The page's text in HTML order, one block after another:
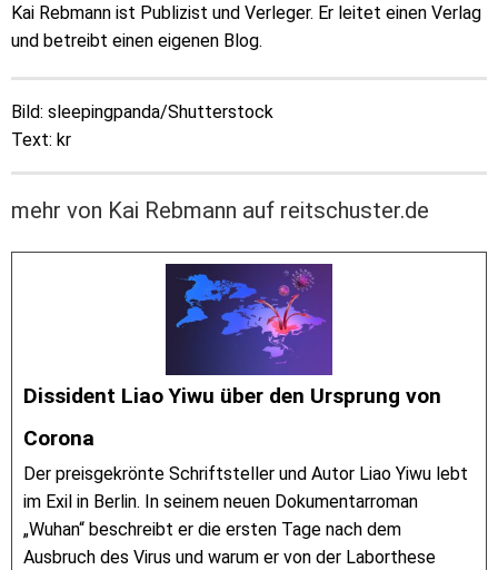
Kai Rebmann ist Publizist und Verleger. Er leitet einen Verlag
und betreibt einen eigenen Blog.
Bild: sleepingpanda/Shutterstock
Text: kr
mehr von Kai Rebmann auf reitschuster.de
Dissident Liao Yiwu über den Ursprung von
Corona
Der preisgekrönte Schriftsteller und Autor Liao Yiwu lebt
im Exil in Berlin. In seinem neuen Dokumentarroman
„Wuhan“ beschreibt er die ersten Tage nach dem
Ausbruch des Virus und warum er von der Laborthese